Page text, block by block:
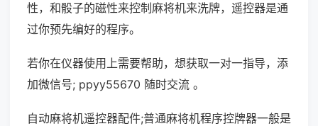
性，和骰子的磁性来控制麻将机来洗牌，遥控器是通
过你预先编好的程序。
若你在仪器使用上需要帮助，想获取一对一指导，添
加微信号; ppyy55670 随时交流 。
自动麻将机遥控器配件;普通麻将机程序控牌器一般是